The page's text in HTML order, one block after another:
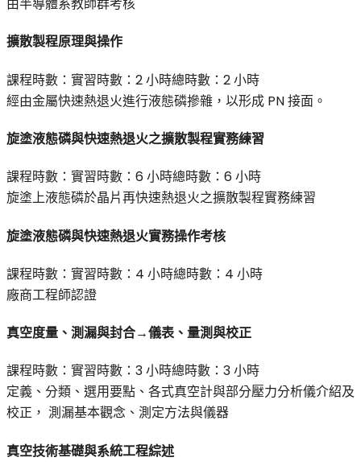
由半導體系教師群考核
擴散製程原理與操作
課程時數： 實習時數： 2 小時總時數： 2 小時
經由金屬快速熱退火進行液態磷摻雜，以形成 PN 接面。
旋塗液態磷與快速熱退火之擴散製程實務練習
課程時數： 實習時數： 6 小時總時數： 6 小時
旋塗上液態磷於晶片再快速熱退火之擴散製程實務練習
旋塗液態磷與快速熱退火實務操作考核
課程時數： 實習時數： 4 小時總時數： 4 小時
廠商工程師認證
真空度量、測漏與封合→儀表、量測與校正
課程時數： 實習時數： 3 小時總時數： 3 小時
定義、分類、選用要點、各式真空計與部分壓力分析儀介紹及
校正， 測漏基本觀念、測定方法與儀器
真空技術基礎與系統工程綜述